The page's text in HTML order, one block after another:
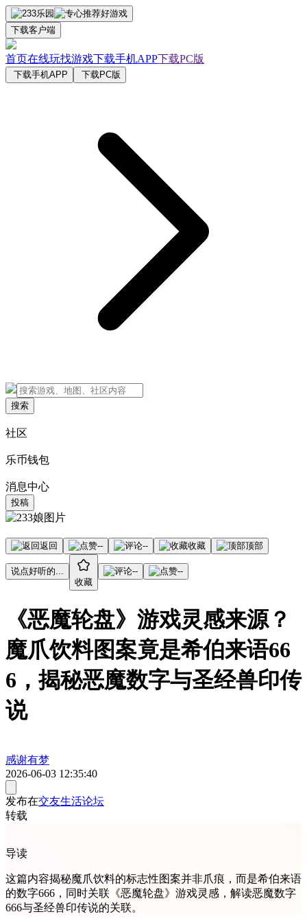
下载客户端
首页在线玩找游戏下载手机APP下载PC版
下载手机APP 下载PC版
搜索
社区
乐币钱包
消息中心
投稿
返回 -- -- 收藏 顶部
说点好听的...
收藏
-- --
《恶魔轮盘》游戏灵感来源？
魔爪饮料图案竟是希伯来语66
6，揭秘恶魔数字与圣经兽印传
说
感谢有梦
2026-06-03 12:35:40
发布在交友生活论坛
转载
导读
这篇内容揭秘魔爪饮料的标志性图案并非爪痕，而是希伯来语
的数字666，同时关联《恶魔轮盘》游戏灵感，解读恶魔数字
666与圣经兽印传说的关联。